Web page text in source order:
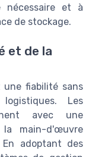
nécessaire et à
de stockage.
et de la
une fiabilité sans
Les
avec une
main-d'œuvre
adoptant des